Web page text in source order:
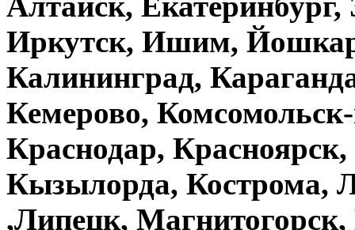
Иркутск, Ишим,
Калининград,
Кемерово,
Краснодар,
Кызылорда, Кострома,
,Липецк,